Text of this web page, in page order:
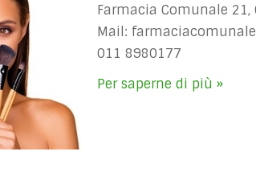
Farmacia Comunale 21,
Mail:
011 8980177
Per saperne di più »